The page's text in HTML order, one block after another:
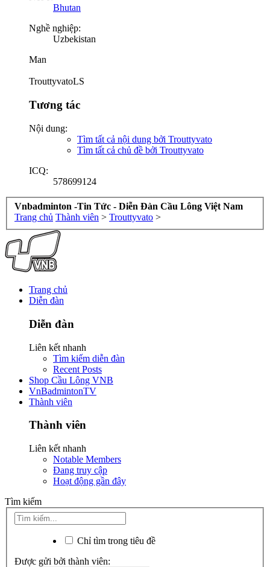
Bhutan
Nghề nghiệp:
Uzbekistan
Man
TrouttyvatoLS
Tương tác
Nội dung:
Tìm tất cả nội dung bởi Trouttyvato
Tìm tất cả chủ đề bởi Trouttyvato
ICQ:
578699124
Vnbadminton -Tin Tức - Diễn Đàn Cầu Lông Việt Nam
Trang chủ Thành viên > Trouttyvato >
Trang chủ
Diễn đàn
Diễn đàn
Liên kết nhanh
Tìm kiếm diễn đàn
Recent Posts
Shop Cầu Lông VNB
VnBadmintonTV
Thành viên
Thành viên
Liên kết nhanh
Notable Members
Đang truy cập
Hoạt động gần đây
Tìm kiếm
Chỉ tìm trong tiêu đề
Được gửi bởi thành viên: